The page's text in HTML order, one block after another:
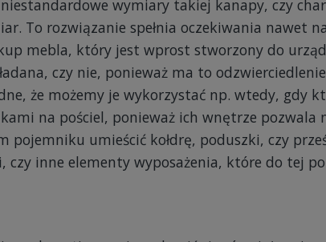
wymiary takiej kanapy, czy
To rozwiązanie spełnia oczekiwania nawet
mebla, który jest wprost stworzony do
czy nie, ponieważ ma to
że możemy je wykorzystać np. wtedy, gdy
na pościel, ponieważ ich wnętrze pozwala
pojemniku umieścić kołdrę, poduszki, czy
inne elementy wyposażenia, które do tej